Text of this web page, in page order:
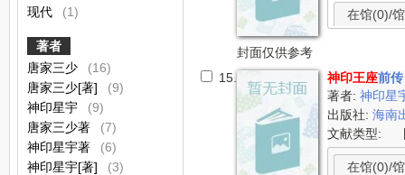
现代
(1)
著者
唐家三少
(16)
唐家三少[著]
(9)
神印星宇
(9)
唐家三少著
(7)
神印星宇著
(6)
神印星宇[著]
(3)
封面仅供参考
在馆(0)/
15. 神印王座前
著者:神印星
出版社:海南
文献类型:
在馆(0)/